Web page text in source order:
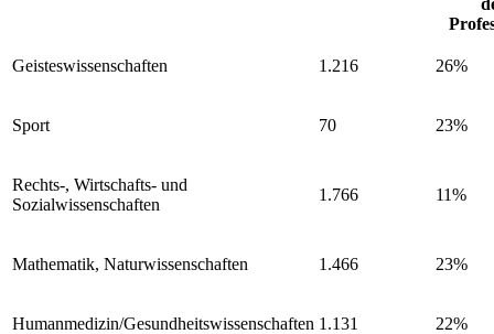
Geisteswissenschaften 1.216 26%
Sport 70 23%
Rechts-, Wirtschafts- und
Sozialwissenschaften
1.766 11%
Mathematik, Naturwissenschaften 1.466 23%
Humanmedizin/Gesundheitswissenschaften 1.131 22%